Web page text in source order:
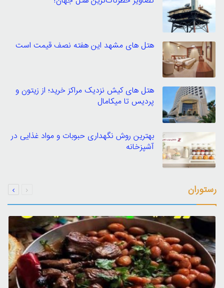
هتل های مشهد این هفته نصف قیمت است
هتل های کیش نزدیک مراکز خرید؛ از زیتون و
پردیس تا میکامال
بهترین روش نگهداری حبوبات و مواد غذایی در
آشپزخانه
رستوران
صفحه